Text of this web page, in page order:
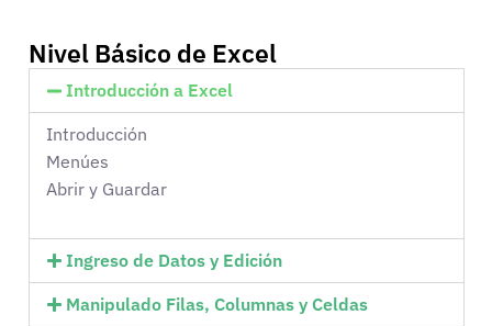
Nivel Básico de Excel
Introducción a Excel
Introducción
Menúes
Abrir y Guardar
Ingreso de Datos y Edición
Manipulado Filas, Columnas y Celdas